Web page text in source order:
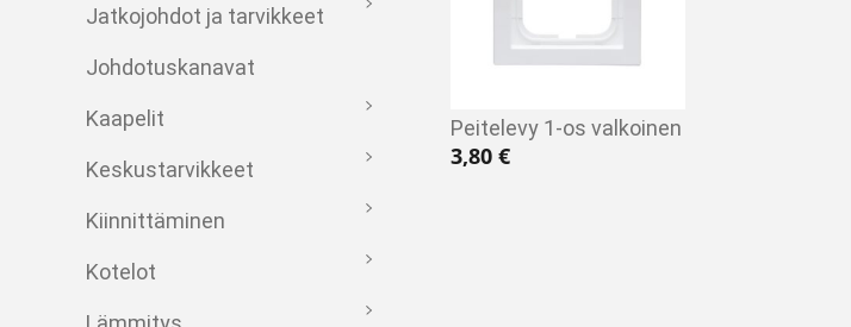
Jatkojohdot ja tarvikkeet
Johdotuskanavat
Kaapelit
Keskustarvikkeet
Kiinnittäminen
Kotelot
Peitelevy 1-os valkoinen
3,80 €